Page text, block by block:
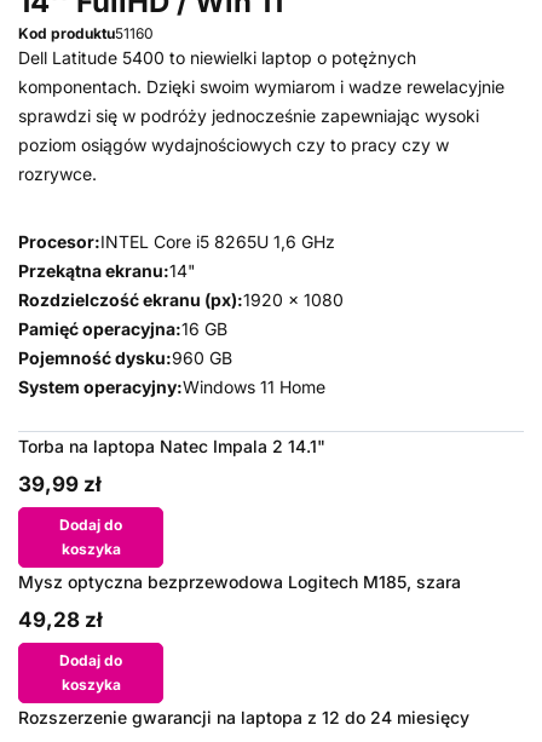
Kod produktu51160
Dell Latitude 5400 to niewielki laptop o potężnych
komponentach. Dzięki swoim wymiarom i wadze rewelacyjnie
sprawdzi się w podróży jednocześnie zapewniając wysoki
poziom osiągów wydajnościowych czy to pracy czy w
rozrywce.
Procesor:INTEL Core i5 8265U 1,6 GHz
Przekątna ekranu:14"
Rozdzielczość ekranu (px):1920 x 1080
Pamięć operacyjna:16 GB
Pojemność dysku:960 GB
System operacyjny:Windows 11 Home
Torba na laptopa Natec Impala 2 14.1"
39,99 zł
Dodaj do
koszyka
Mysz optyczna bezprzewodowa Logitech M185, szara
49,28 zł
Dodaj do
koszyka
Rozszerzenie gwarancji na laptopa z 12 do 24 miesięcy